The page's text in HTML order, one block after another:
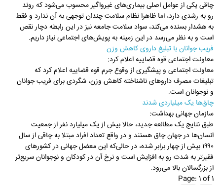
چاقی یکی از عوامل اصلی بیماری‌های غیرواگیر محسوب می‌شود که روند
رو به رشدی دارد، اما ظاهرا نظام سلامت چندان توجهی به آن ندارد و فقط
به هشدار بسنده می‌کند، سواد سلامت جامعه نیز در این رابطه دچار نقص
است و به نظر می‌رسد در این زمینه به پویش‌های اجتماعی نیاز داریم.
فریب جوانان با تبلیغ داروی کاهش وزن
معاونت اجتماعی قوه قضاییه اعلام کرد:
معاونت اجتماعی و پیشگیری از وقوع جرم قوه قضاییه اعلام کرد که
تبلیغات مصرف داروهای ناشناخته کاهش وزن، شگردی برای فریب جوانان
و نوجوانان است.
چاق‌ها یک میلیاردی شدند
سازمان جهانی بهداشت:
طبق نتایج یک مطالعه جدید، حالا بیش از یک میلیارد نفر از جمعیت
انسان‌ها در جهان چاق هستند و در واقع تعداد افراد مبتلا به چاقی از سال
۱۹۹۰ بیش از چهار برابر شده، در حالی‌که این معضل جهانی در کشورهای
فقیرتر به‌ شدت رو به افزایش است و نرخ آن در کودکان و نوجوانان سریع‌تر
از بزرگسالان بالا می‌رود.
Page: 1 of 1